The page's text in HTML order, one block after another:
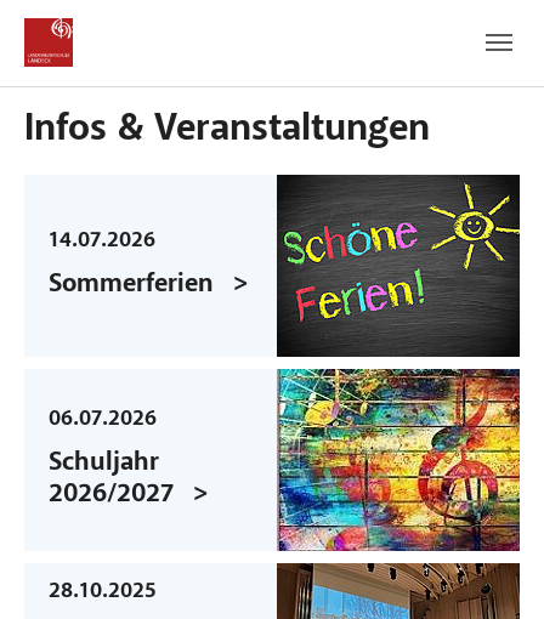
Zum Hauptinhalt
Zum Fußbereich
Infos & Veranstaltungen
14.07.2026
Sommerferien
06.07.2026
Schuljahr
2026/2027
28.10.2025